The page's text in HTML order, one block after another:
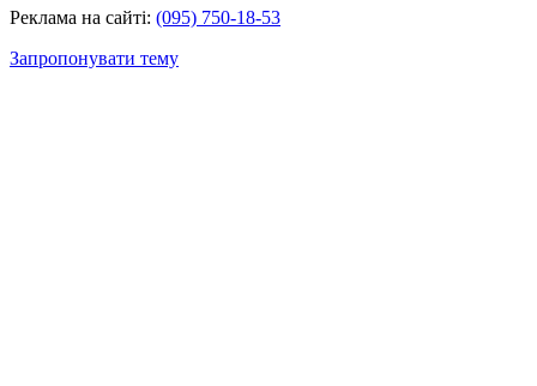
Реклама на сайті: (095) 750-18-53
Запропонувати тему